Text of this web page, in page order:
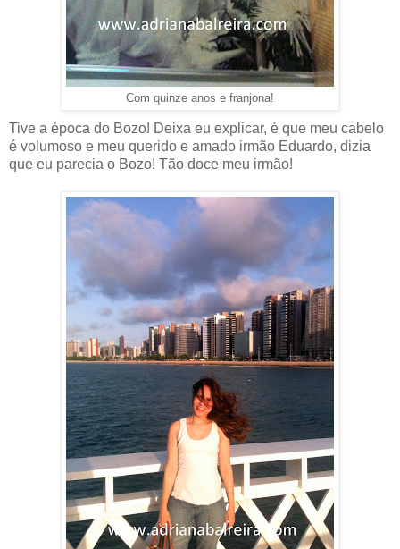
Com quinze anos e franjona!
Tive a época do Bozo! Deixa eu explicar, é que meu cabelo
é volumoso e meu querido e amado irmão Eduardo, dizia
que eu parecia o Bozo! Tão doce meu irmão!